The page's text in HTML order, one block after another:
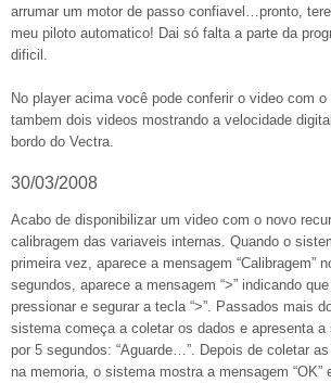
arrumar um motor de passo confiavel…pronto,
meu piloto automatico! Dai só falta a parte da
dificil.
No player acima você pode conferir o video com
tambem dois videos mostrando a velocidade
bordo do Vectra.
30/03/2008
Acabo de disponibilizar um video com o novo
calibragem das variaveis internas. Quando o
primeira vez, aparece a mensagem “Calibragem”
segundos, aparece a mensagem “>” indicando
pressionar e segurar a tecla “>”. Passados mais
sistema começa a coletar os dados e apresenta a
por 5 segundos: “Aguarde…”. Depois de coletar
na memoria, o sistema mostra a mensagem “OK”